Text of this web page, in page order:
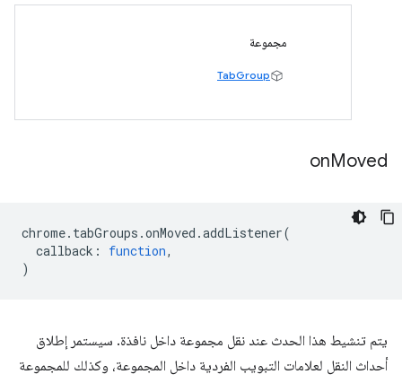
مجموعة
TabGroup
onMoved
chrome. tabGroups .onMoved .addListener(
callback : function,
)
يتم تنشيط هذا الحدث عند نقل مجموعة داخل نافذة. سيستمر إطلاق
أحداث النقل لعلامات التبويب الفردية داخل المجموعة، وكذلك للمجموعة